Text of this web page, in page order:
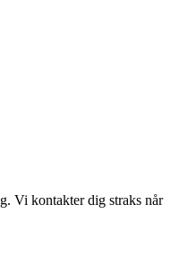
Vi kontakter dig straks når